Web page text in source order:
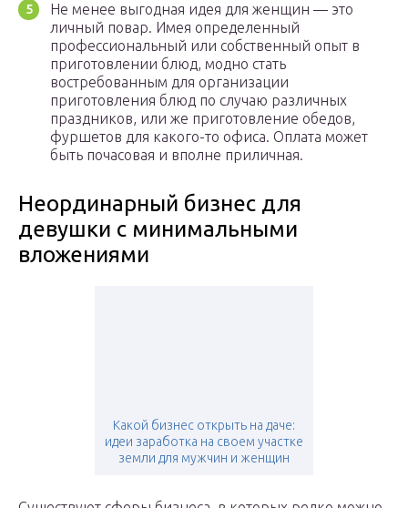
Не менее выгодная идея для женщин — это
личный повар. Имея определенный
профессиональный или собственный опыт в
приготовлении блюд, модно стать
востребованным для организации
приготовления блюд по случаю различных
праздников, или же приготовление обедов,
фуршетов для какого-то офиса. Оплата может
быть почасовая и вполне приличная.
Неординарный бизнес для
девушки с минимальными
вложениями
Какой бизнес открыть на даче:
идеи заработка на своем участке
земли для мужчин и женщин